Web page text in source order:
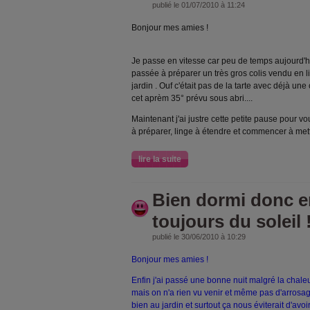
publié le 01/07/2010 à 11:24
Bonjour mes amies !
Je passe en vitesse car peu de temps
passée à préparer un très gros colis vendu en
jardin . Ouf c'était pas de la tarte avec déjà
cet aprèm 35° prévu sous abri....
Maintenant j'ai justre cette petite pause pour
à préparer, linge à étendre et commencer à
lire la suite
Bien dormi donc
toujours du soleil
publié le 30/06/2010 à 10:29
Bonjour mes amies !
Enfin j'ai passé une bonne nuit malgré la
mais on n'a rien vu venir et même pas
bien au jardin et surtout ça nous éviterait